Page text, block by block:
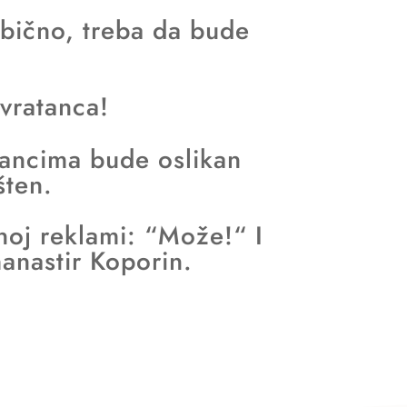
treba da bude
bude oslikan
reklami: “Može!“ I
Koporin.